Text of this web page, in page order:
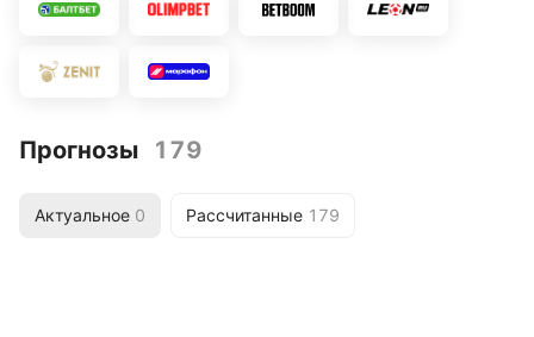
Прогнозы 179
Актуальное 0 Рассчитанные 179